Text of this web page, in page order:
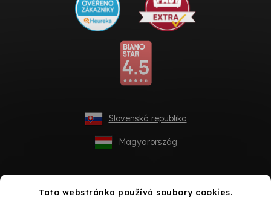
Tato webstránka používá soubory cookies.
Slovenská republika
Magyarország